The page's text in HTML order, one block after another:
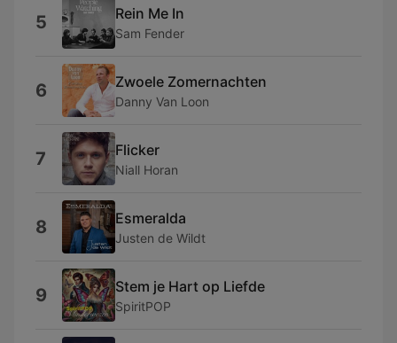
5 Rein Me In
Sam Fender
6 Zwoele Zomernachten
Danny Van Loon
7 Flicker
Niall Horan
8 Esmeralda
Justen de Wildt
9 Stem je Hart op Liefde
SpiritPOP